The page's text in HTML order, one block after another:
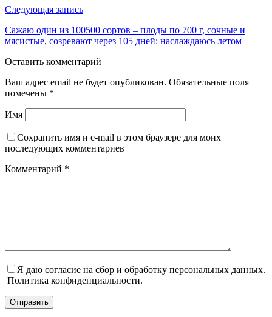
Следующая запись
Сажаю один из 100500 сортов – плоды по 700 г, сочные и
мясистые, созревают через 105 дней: наслаждаюсь летом
Оставить комментарий
Ваш адрес email не будет опубликован. Обязательные поля
помечены *
Имя
Сохранить имя и e-mail в этом браузере для моих
последующих комментариев
Комментарий *
Я даю согласие на сбор и обработку персональных данных.
Политика конфиденциальности.
Отправить